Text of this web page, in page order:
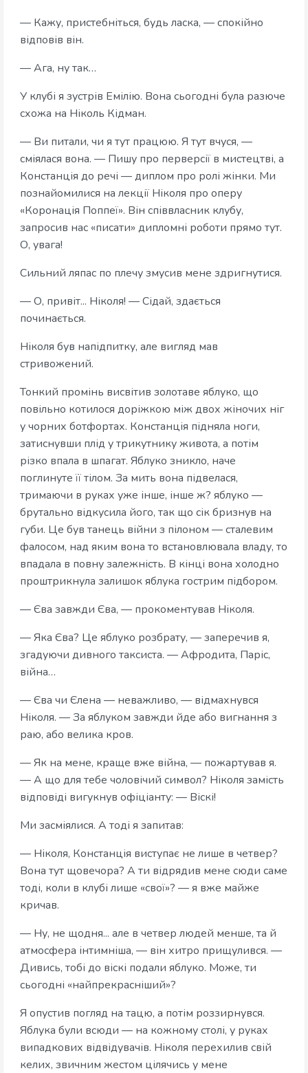
— Кажу, пристебніться, будь ласка, — спокійно
відповів він.
— Ага, ну так…
У клубі я зустрів Емілію. Вона сьогодні була разюче
схожа на Ніколь Кідман.
— Ви питали, чи я тут працюю. Я тут вчуся, —
сміялася вона. — Пишу про перверсії в мистецтві, а
Констанція до речі — диплом про ролі жінки. Ми
познайомилися на лекції Ніколя про оперу
«Коронація Поппеї». Він співвласник клубу,
запросив нас «писати» дипломні роботи прямо тут.
О, увага!
Сильний ляпас по плечу змусив мене здригнутися.
— О, привіт... Ніколя! — Сідай, здається
починається.
Ніколя був напідпитку, але вигляд мав
стривожений.
Тонкий промінь висвітив золотаве яблуко, що
повільно котилося доріжкою між двох жіночих ніг
у чорних ботфортах. Констанція підняла ноги,
затиснувши плід у трикутнику живота, а потім
різко впала в шпагат. Яблуко зникло, наче
поглинуте її тілом. За мить вона підвелася,
тримаючи в руках уже інше, інше ж? яблуко —
брутально відкусила його, так що сік бризнув на
губи. Це був танець війни з пілоном — сталевим
фалосом, над яким вона то встановлювала владу, то
впадала в повну залежність. В кінці вона холодно
проштрикнула залишок яблука гострим підбором.
— Єва завжди Єва, — прокоментував Ніколя.
— Яка Єва? Це яблуко розбрату, — заперечив я,
згадуючи дивного таксиста. — Афродита, Паріс,
війна…
— Єва чи Єлена — неважливо, — відмахнувся
Ніколя. — За яблуком завжди йде або вигнання з
раю, або велика кров.
— Як на мене, краще вже війна, — пожартував я.
— А що для тебе чоловічий символ? Ніколя замість
відповіді вигукнув офіціанту: — Віскі!
Ми засміялися. А тоді я запитав:
— Ніколя, Констанція виступає не лише в четвер?
Вона тут щовечора? А ти відрядив мене сюди саме
тоді, коли в клубі лише «свої»? — я вже майже
кричав.
— Ну, не щодня... але в четвер людей менше, та й
атмосфера інтимніша, — він хитро прищулився. —
Дивись, тобі до віскі подали яблуко. Може, ти
сьогодні «найпрекрасніший»?
Я опустив погляд на тацю, а потім роззирнувся.
Яблука були всюди — на кожному столі, у руках
випадкових відвідувачів. Ніколя перехилив свій
келих, звичним жестом цілячись у мене